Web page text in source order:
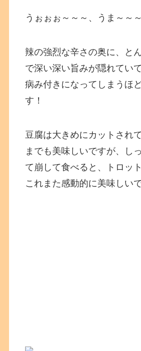
うぉぉぉ～～～、うま～～
辣の強烈な辛さの奥に、と
で深い深い旨みが隠れてい
病み付きになってしまうほ
す！
豆腐は大きめにカットされ
までも美味しいですが、し
て崩して食べると、トロッ
これまた感動的に美味しい